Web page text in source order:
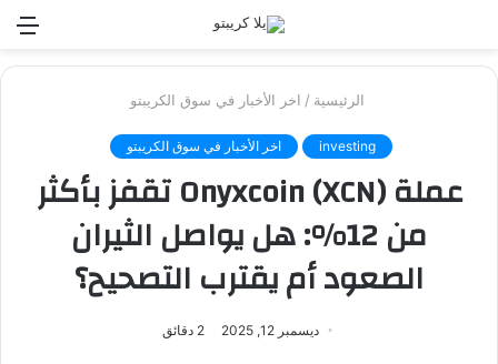
الرئيسية / اخر الأخبار في سوق الكريبتو
investing اخر الأخبار في سوق الكريبتو
عملة Onyxcoin (XCN) تقفز بأكثر
من 12%: هل يواصل الثيران
الصعود أم يقترب التصحيح؟
ديسمبر 12, 2025